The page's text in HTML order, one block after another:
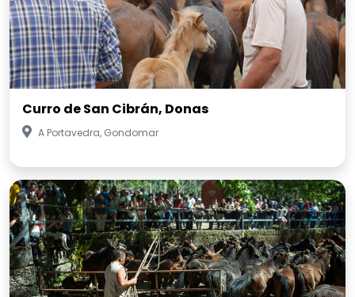
Curro de San Cibrán, Donas
A Portavedra, Gondomar